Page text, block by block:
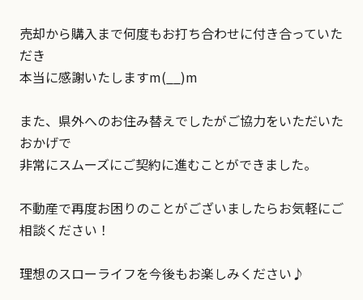
売却から購入まで何度もお打ち合わせに付き合っていた
だき
本当に感謝いたしますm(__)m
また、県外へのお住み替えでしたがご協力をいただいた
おかげで
非常にスムーズにご契約に進むことができました。
不動産で再度お困りのことがございましたらお気軽にご
相談ください！
理想のスローライフを今後もお楽しみください♪